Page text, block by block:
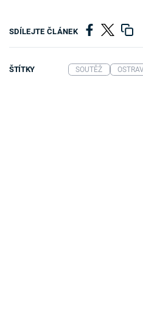
SDÍLEJTE ČLÁNEK
ŠTÍTKY SOUTĚŽ